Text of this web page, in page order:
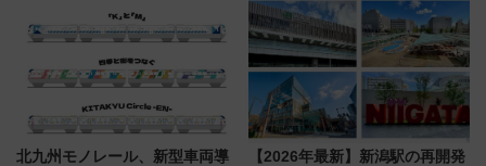
会」は8月11日開催！
で都心から約1時間半で夏の絶景
を！
北九州モノレール、新型車両導
【2026年最新】新潟駅の再開発